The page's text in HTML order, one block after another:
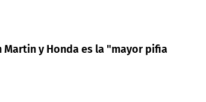
y Honda es la "mayor pifia